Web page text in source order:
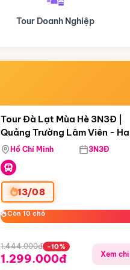
Du lịch Hành Hương
Còn05 ngày 10:17:22
Tour Đà Lạt Mùa Hè 3N3Đ |
Quảng Trường Lâm Viên -
Hill - Puppy Farm
Hồ Chí Minh 3N3Đ
13/08
Còn 10 chỗ
Còn 10 chỗ
1.444.000đ -10%
1.299.000đ Xem